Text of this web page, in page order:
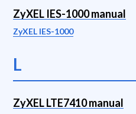
ZyXEL IES-1000 manual
ZyXEL IES-1000
L
ZyXEL LTE7410 manual